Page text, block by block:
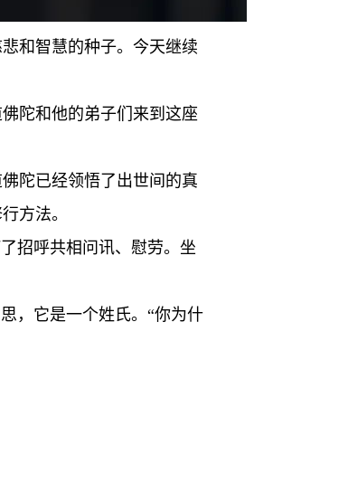
和智慧的种子。今天继续
陀和他的弟子们来到这座
陀已经领悟了出世间的真
方法。
招呼共相问讯、慰劳。坐
，它是一个姓氏。“你为什